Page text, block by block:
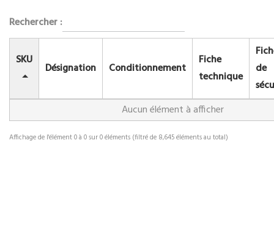
Rechercher :
SKU
Désignation Conditionnement
Fiche
technique
de
Aucun élément à afficher
Affichage de l'élément 0 à 0 sur 0 éléments (filtré de 8,645 éléments au total)